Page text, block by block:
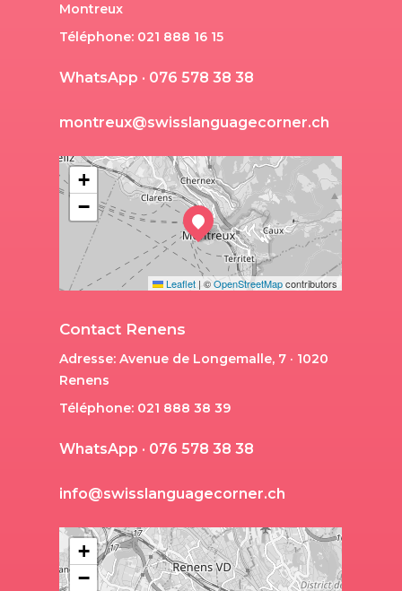
Montreux
Téléphone: 021 888 16 15
WhatsApp · 076 578 38 38
montreux@swiss anguagecorner.c h
+
−
Leaflet | ©OpenStreetMapcontributors
Contact Renens
Adresse: Avenue de Longemalle, 7 · 1020
Renens
Téléphone: 021 888 38 39
WhatsApp · 076 578 38 38
info@swiss anguagecorner.c h
+
−